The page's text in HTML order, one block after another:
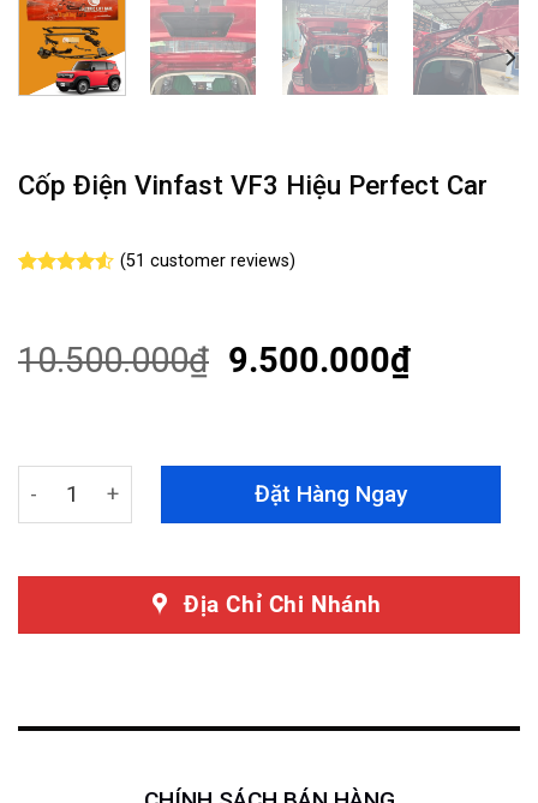
Cốp Điện Vinfast VF3 Hiệu Perfect Car
customer
ratings
(51 customer reviews)
10.500.000₫ 9.500.000₫
Cốp Điện Vinfast VF3 Hiệu Perfect Car quantity
Đặt Hàng Ngay
Địa Chỉ Chi Nhánh